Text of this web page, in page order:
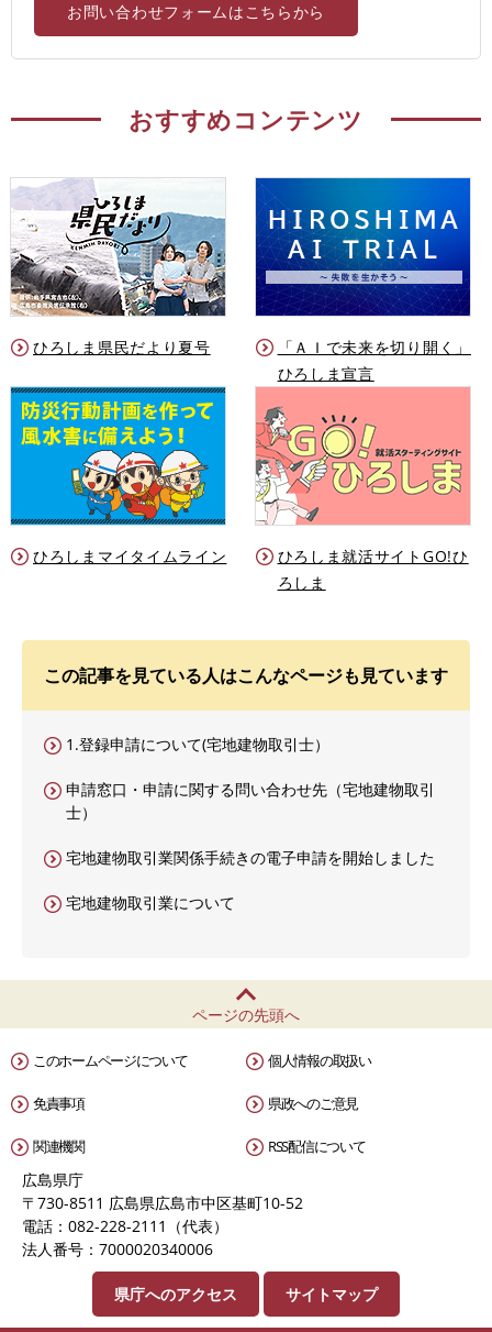
お問い合わせフォームはこちらから
おすすめコンテンツ
ひろしま県民だより夏号
「ＡＩで未来を切り開く」
ひろしま宣言
ひろしまマイタイムライン
ひろしま就活サイトGO!ひ
ろしま
この記事を見ている人はこんなページも見ています
1.登録申請について(宅地建物取引士）
申請窓口・申請に関する問い合わせ先（宅地建物取引
士）
宅地建物取引業関係手続きの電子申請を開始しました
宅地建物取引業について
ページの先頭へ
このホームページについて 個人情報の取扱い
免責事項 県政へのご意見
関連機関 RSS配信について
広島県庁
〒730-8511 広島県広島市中区基町10-52
電話：082-228-2111（代表）
法人番号：7000020340006
県庁へのアクセス サイトマップ